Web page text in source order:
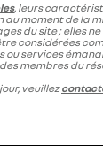
, leurs
moment de la
du site ; elles
considérées
services
membres du
veuillez